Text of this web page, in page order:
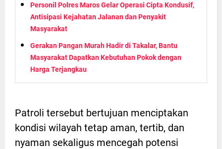
Personil Polres Maros Gelar Operasi Cipta Kondusif,
Antisipasi Kejahatan Jalanan dan Penyakit
Masyarakat
Gerakan Pangan Murah Hadir di Takalar, Bantu
Masyarakat Dapatkan Kebutuhan Pokok dengan
Harga Terjangkau
Patroli tersebut bertujuan menciptakan
kondisi wilayah tetap aman, tertib, dan
nyaman sekaligus mencegah potensi